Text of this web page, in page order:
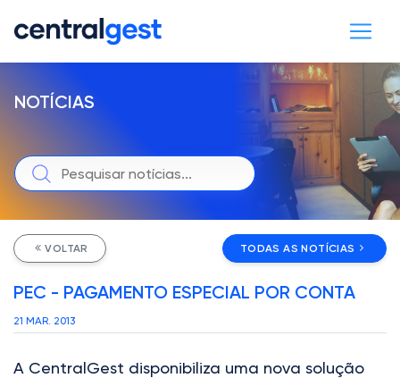
NOTÍCIAS
VOLTAR TODAS AS NOTÍCIAS
PEC - PAGAMENTO ESPECIAL POR CONTA
21 MAR. 2013
A CentralGest disponibiliza uma nova solução